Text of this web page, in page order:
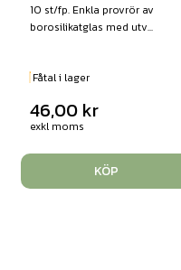
10 st/fp. Enkla provrör av
borosilikatglas med utv...
Fåtal i lager
46,00 kr
exkl moms
KÖP